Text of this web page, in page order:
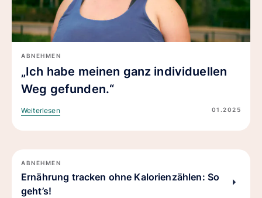
ABNEHMEN
„Ich habe meinen ganz individuellen
Weg gefunden.“
Weiterlesen 01.2025
ABNEHMEN
Ernährung tracken ohne Kalorienzählen: So
geht’s!